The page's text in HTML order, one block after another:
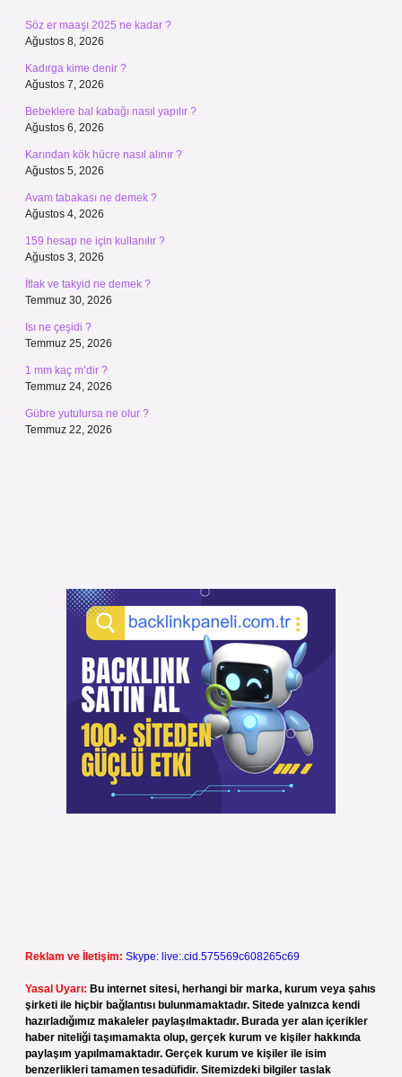
Söz er maaşı 2025 ne kadar ?
Ağustos 8, 2026
Kadırga kime denir ?
Ağustos 7, 2026
Bebeklere bal kabağı nasıl yapılır ?
Ağustos 6, 2026
Karından kök hücre nasıl alınır ?
Ağustos 5, 2026
Avam tabakası ne demek ?
Ağustos 4, 2026
159 hesap ne için kullanılır ?
Ağustos 3, 2026
İtlak ve takyid ne demek ?
Temmuz 30, 2026
Isı ne çeşidi ?
Temmuz 25, 2026
1 mm kaç m’dir ?
Temmuz 24, 2026
Gübre yutulursa ne olur ?
Temmuz 22, 2026
Reklam ve İletişim: Skype: live:.cid.575569c608265c69
Yasal Uyarı: Bu internet sitesi, herhangi bir marka, kurum veya şahıs
şirketi ile hiçbir bağlantısı bulunmamaktadır. Sitede yalnızca kendi
hazırladığımız makaleler paylaşılmaktadır. Burada yer alan içerikler
haber niteliği taşımamakta olup, gerçek kurum ve kişiler hakkında
paylaşım yapılmamaktadır. Gerçek kurum ve kişiler ile isim
benzerlikleri tamamen tesadüfidir. Sitemizdeki bilgiler taslak